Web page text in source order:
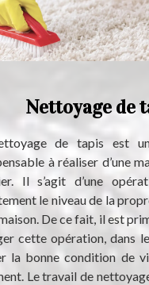
Nettoyage de
de tapis est
à réaliser d’une
Il s’agit d’une
le niveau de la
De ce fait, il est
cette opération, dans
la bonne condition de
Le travail de